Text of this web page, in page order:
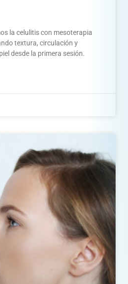
la celulitis con mesoterapia
textura, circulación y
desde la primera sesión.